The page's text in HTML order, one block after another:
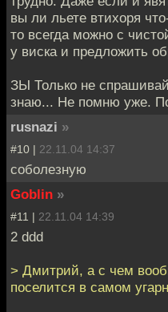
вы ли льете втихоря
то всегда можно с
у виска и предложить
ЗЫ Только не
знаю... Не помню уже.
rusnazi »
#10 | 22.11.04 14:37
соболезную
Goblin »
#11 | 22.11.04 14:39
2 ddd
> Дмитрий, а с чем
поселится в самом